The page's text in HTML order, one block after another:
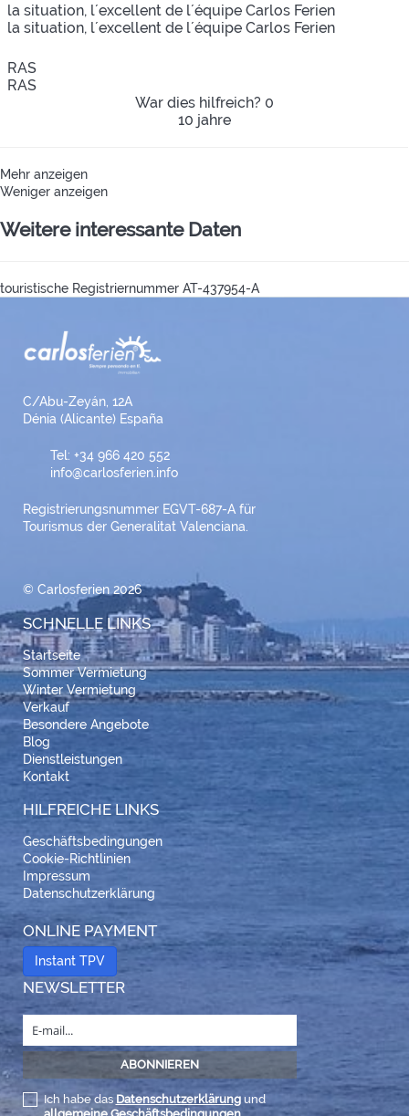
la situation, l´excellent de l´équipe Carlos Ferien
la situation, l´excellent de l´équipe Carlos Ferien
RAS
RAS
War dies hilfreich? 0
10 jahre
Mehr anzeigen
Weniger anzeigen
Weitere interessante Daten
touristische Registriernummer AT-437954-A
C/Abu-Zeyán, 12A
Dénia (Alicante) España
Tel: +34 966 420 552
info@carlosferien.info
Registrierungsnummer EGVT-687-A für
Tourismus der Generalitat Valenciana.
© Carlosferien 2026
SCHNELLE LINKS
Startseite
Sommer Vermietung
Winter Vermietung
Verkauf
Besondere Angebote
Blog
Dienstleistungen
Kontakt
HILFREICHE LINKS
Geschäftsbedingungen
Cookie-Richtlinien
Impressum
Datenschutzerklärung
ONLINE PAYMENT
Instant TPV
NEWSLETTER
Ich habe das Datenschutzerklärungund